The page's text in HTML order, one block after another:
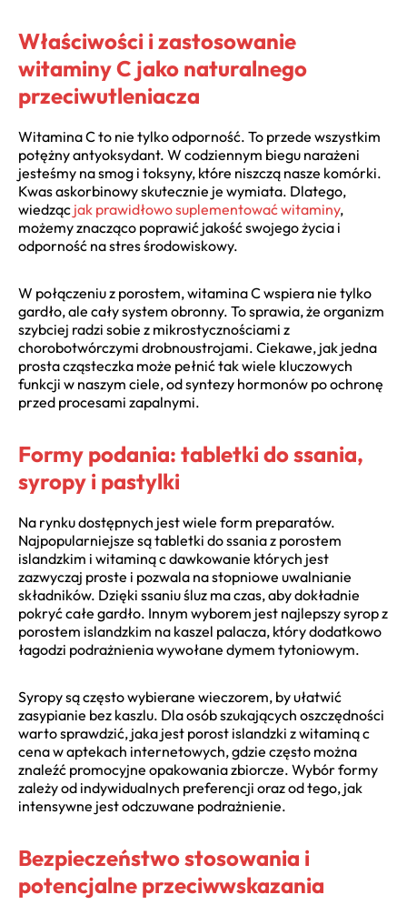
Właściwości i zastosowanie
witaminy C jako naturalnego
przeciwutleniacza
Witamina C to nie tylko odporność. To przede wszystkim
potężny antyoksydant. W codziennym biegu narażeni
jesteśmy na smog i toksyny, które niszczą nasze komórki.
Kwas askorbinowy skutecznie je wymiata. Dlatego,
wiedząc jak prawidłowo suplementować witaminy,
możemy znacząco poprawić jakość swojego życia i
odporność na stres środowiskowy.
W połączeniu z porostem, witamina C wspiera nie tylko
gardło, ale cały system obronny. To sprawia, że organizm
szybciej radzi sobie z mikrostycznościami z
chorobotwórczymi drobnoustrojami. Ciekawe, jak jedna
prosta cząsteczka może pełnić tak wiele kluczowych
funkcji w naszym ciele, od syntezy hormonów po ochronę
przed procesami zapalnymi.
Formy podania: tabletki do ssania,
syropy i pastylki
Na rynku dostępnych jest wiele form preparatów.
Najpopularniejsze są tabletki do ssania z porostem
islandzkim i witaminą c dawkowanie których jest
zazwyczaj proste i pozwala na stopniowe uwalnianie
składników. Dzięki ssaniu śluz ma czas, aby dokładnie
pokryć całe gardło. Innym wyborem jest najlepszy syrop z
porostem islandzkim na kaszel palacza, który dodatkowo
łagodzi podrażnienia wywołane dymem tytoniowym.
Syropy są często wybierane wieczorem, by ułatwić
zasypianie bez kaszlu. Dla osób szukających oszczędności
warto sprawdzić, jaka jest porost islandzki z witaminą c
cena w aptekach internetowych, gdzie często można
znaleźć promocyjne opakowania zbiorcze. Wybór formy
zależy od indywidualnych preferencji oraz od tego, jak
intensywne jest odczuwane podrażnienie.
Bezpieczeństwo stosowania i
potencjalne przeciwwskazania